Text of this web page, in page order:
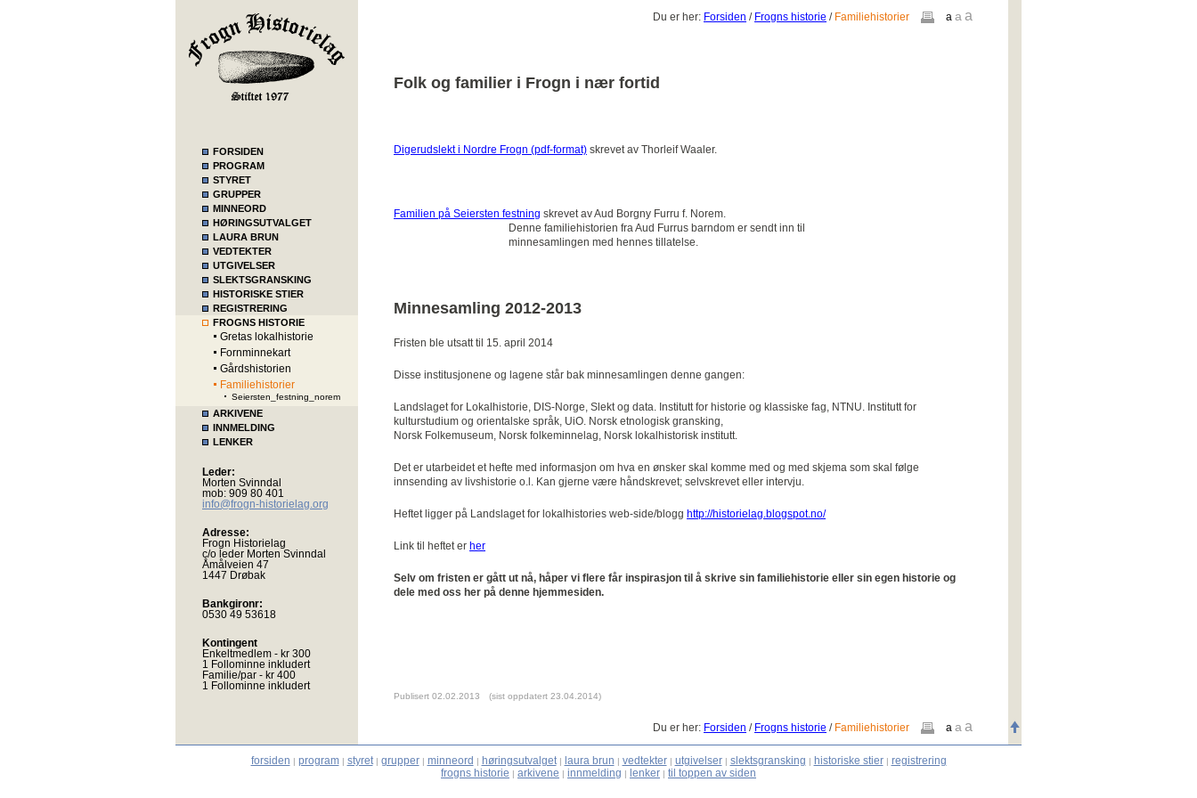
FORSIDEN
PROGRAM
STYRET
GRUPPER
MINNEORD
HØRINGSUTVALGET
LAURA BRUN
VEDTEKTER
UTGIVELSER
SLEKTSGRANSKING
HISTORISKE STIER
REGISTRERING
FROGNS HISTORIE
Gretas lokalhistorie
Fornminnekart
Gårdshistorien
Familiehistorier
Seiersten_festning_norem
ARKIVENE
INNMELDING
LENKER
Leder:
Morten Svinndal
mob: 909 80 401
info@frogn-historielag.org
Adresse:
Frogn Historielag
c/o leder Morten Svinndal
Åmålveien 47
1447 Drøbak
Bankgironr:
0530 49 53618
Kontingent
Enkeltmedlem - kr 300
1 Follominne inkludert
Familie/par - kr 400
1 Follominne inkludert
Du er her: Forsiden / Frogns historie / Familiehistorier a a a
Folk og familier i Frogn i nær fortid
Digerudslekt i Nordre Frogn (pdf-format) skrevet av Thorleif Waaler.
Familien på Seiersten festning skrevet av Aud Borgny Furru f. Norem.
Denne familiehistorien fra Aud Furrus barndom er sendt inn til
minnesamlingen med hennes tillatelse.
Minnesamling 2012-2013
Fristen ble utsatt til 15. april 2014
Disse institusjonene og lagene står bak minnesamlingen denne gangen:
Landslaget for Lokalhistorie, DIS-Norge, Slekt og data. Institutt for historie og klassiske fag, NTNU. Institutt for
kulturstudium og orientalske språk, UiO. Norsk etnologisk gransking,
Norsk Folkemuseum, Norsk folkeminnelag, Norsk lokalhistorisk institutt.
Det er utarbeidet et hefte med informasjon om hva en ønsker skal komme med og med skjema som skal følge
innsending av livshistorie o.l. Kan gjerne være håndskrevet; selvskrevet eller intervju.
Heftet ligger på Landslaget for lokalhistories web-side/blogg http://historielag.blogspot.no/
Link til heftet er her
Selv om fristen er gått ut nå, håper vi flere får inspirasjon til å skrive sin familiehistorie eller sin egen historie og
dele med oss her på denne hjemmesiden.
Publisert 02.02.2013 (sist oppdatert 23.04.2014)
Du er her: Forsiden / Frogns historie / Familiehistorier a a a
forsiden | program| styret| grupper| minneord | høringsutvalget| laura brun | vedtekter| utgivelser| slektsgransking | historiske stier| registrering
frogns historie | arkivene | innmelding | lenker | til toppen av siden